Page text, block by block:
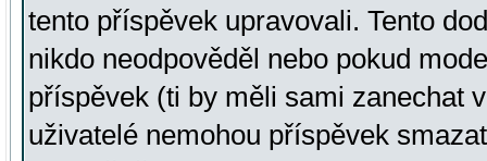
tento příspěvek upravovali. Tento
nikdo neodpověděl nebo pokud
příspěvek (ti by měli sami zanechat
uživatelé nemohou příspěvek